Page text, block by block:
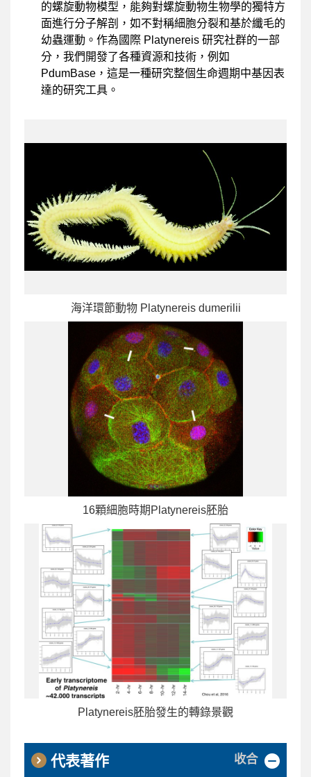
的螺旋動物模型，能夠對螺旋動物生物學的獨特方
面進行分子解剖，如不對稱細胞分裂和基於纖毛的
幼蟲運動。作為國際 Platynereis 研究社群的一部
分，我們開發了各種資源和技術，例如
PdumBase，這是一種研究整個生命週期中基因表
達的研究工具。
海洋環節動物 Platynereis dumerilii
16顆細胞時期Platynereis胚胎
Platynereis胚胎發生的轉錄景觀
代表著作 收合